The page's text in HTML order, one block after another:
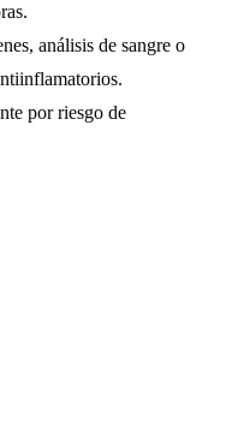
análisis de sangre o
por riesgo de